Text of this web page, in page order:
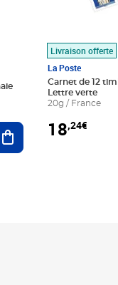
Ajouter au panier
Livraison offerte
La Poste
Carnet de 12
Lettre verte
20g / France
18,24€